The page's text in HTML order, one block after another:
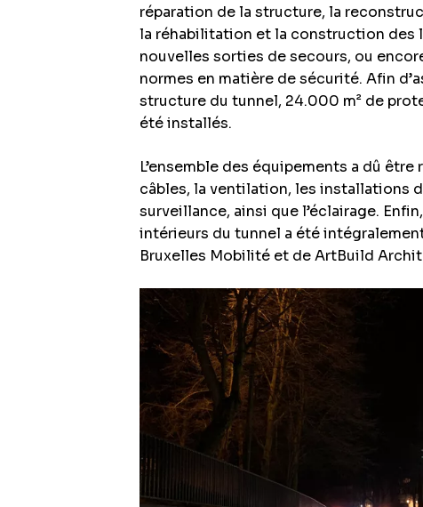
réparation de la structure, la
la réhabilitation et la construction des
nouvelles sorties de secours, ou
normes en matière de sécurité. Afin
structure du tunnel, 24.000 m² de
été installés.
L’ensemble des équipements a dû
câbles, la ventilation, les installations
surveillance, ainsi que l’éclairage.
intérieurs du tunnel a été
Bruxelles Mobilité et de ArtBuild